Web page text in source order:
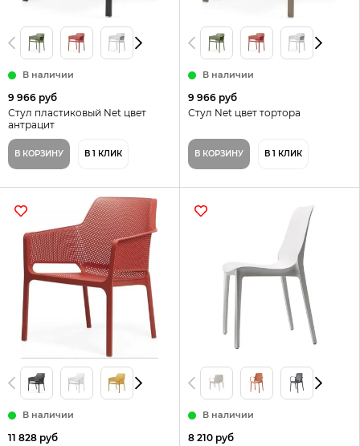
В наличии
9 966 руб
Стул пластиковый Net цвет
антрацит
В КОРЗИНУ В 1 КЛИК
В наличии
9 966 руб
Стул Net цвет тортора
В КОРЗИНУ В 1 КЛИК
В наличии
11 828 руб
В наличии
8 210 руб